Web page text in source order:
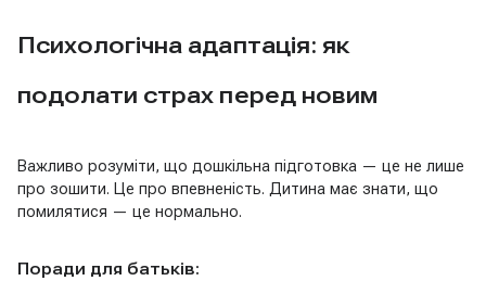
Психологічна адаптація: як
подолати страх перед новим
Важливо розуміти, що дошкільна підготовка — це не лише
про зошити. Це про впевненість. Дитина має знати, що
помилятися — це нормально.
Поради для батьків: